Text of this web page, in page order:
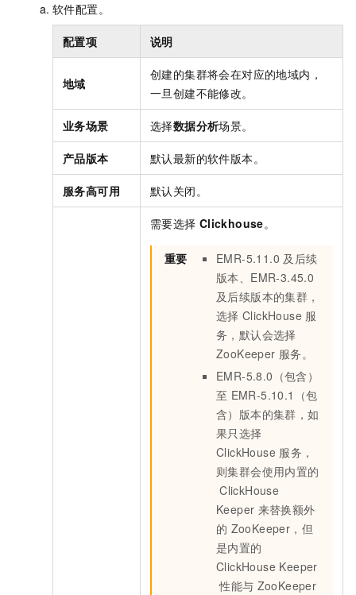
软件配置。
配置项 说明
地域
创建的集群将会在对应的地域内，
一旦创建不能修改。
业务场景 选择数据分析场景。
产品版本 默认最新的软件版本。
服务高可用 默认关闭。
需要选择 Clickhouse。
重要 EMR-5.11.0 及后续
版本、EMR-3.45.0
及后续版本的集群，
选择 ClickHouse 服
务，默认会选择
ZooKeeper 服务。
EMR-5.8.0（包含）
至 EMR-5.10.1（包
含）版本的集群，如
果只选择
ClickHouse 服务，
则集群会使用内置的
ClickHouse
Keeper 来替换额外
的 ZooKeeper，但
是内置的
ClickHouse Keeper
性能与 ZooKeeper